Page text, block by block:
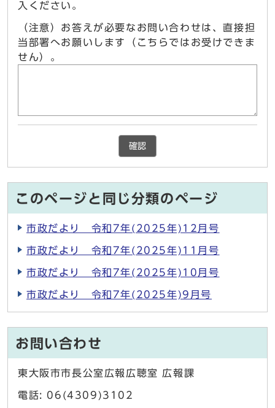
入ください。
（注意）お答えが必要なお問い合わせは、直接担
当部署へお願いします（こちらではお受けできま
せん）。
確認
このページと同じ分類のページ
市政だより 令和7年(2025年)12月号
市政だより 令和7年(2025年)11月号
市政だより 令和7年(2025年)10月号
市政だより 令和7年(2025年)9月号
お問い合わせ
東大阪市市長公室広報広聴室 広報課
電話: 06(4309)3102